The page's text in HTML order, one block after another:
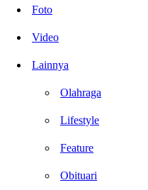
Foto
Video
Lainnya
Olahraga
Lifestyle
Feature
Obituari